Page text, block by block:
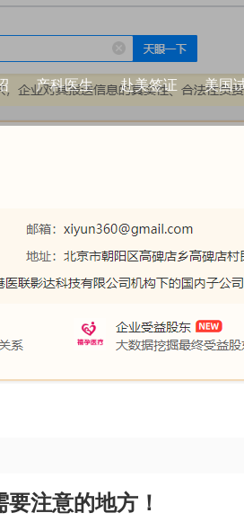
产科医生 赴美签证 美国
注意的地方！